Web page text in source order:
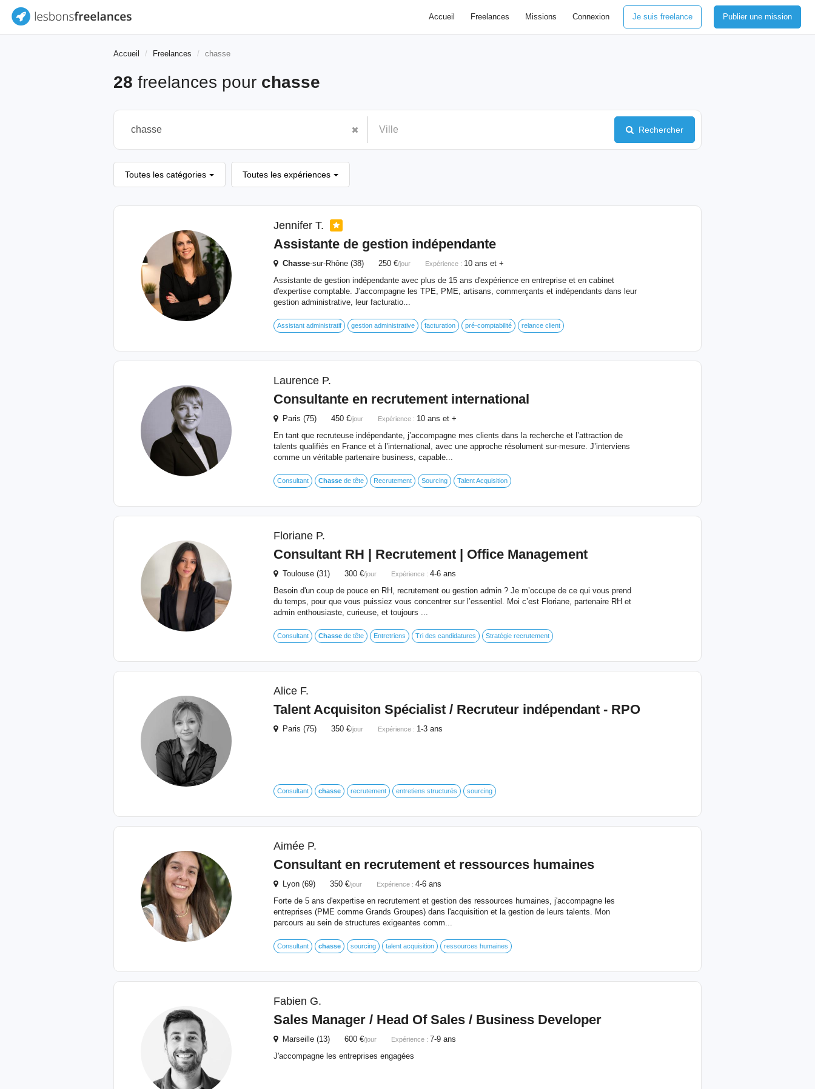
Accueil Freelances Missions Connexion Je suis freelance Publier une mission
Accueil Freelances chasse
28 freelances pour chasse
Rechercher
Toutes les catégories Toutes les expériences
Jennifer T.
Assistante de gestion indépendante
Chasse-sur-Rhône (38) 250 €/jour Expérience : 10 ans et +
Assistante de gestion indépendante avec plus de 15 ans d'expérience en entreprise et en cabinet
d'expertise comptable. J'accompagne les TPE, PME, artisans, commerçants et indépendants dans leur
gestion administrative, leur facturatio...
Assistant administratif gestion administrative facturation pré-comptabilité relance client
Laurence P.
Consultante en recrutement international
Paris (75) 450 €/jour Expérience : 10 ans et +
En tant que recruteuse indépendante, j’accompagne mes clients dans la recherche et l’attraction de
talents qualifiés en France et à l’international, avec une approche résolument sur-mesure. J’interviens
comme un véritable partenaire business, capable...
Consultant Chassede tête Recrutement Sourcing Talent Acquisition
Floriane P.
Consultant RH | Recrutement | Office Management
Toulouse (31) 300 €/jour Expérience : 4-6 ans
Besoin d'un coup de pouce en RH, recrutement ou gestion admin ? Je m’occupe de ce qui vous prend
du temps, pour que vous puissiez vous concentrer sur l’essentiel. Moi c’est Floriane, partenaire RH et
admin enthousiaste, curieuse, et toujours ...
Consultant Chassede tête Entretriens Tri des candidatures Stratégie recrutement
Alice F.
Talent Acquisiton Spécialist / Recruteur indépendant - RPO
Paris (75) 350 €/jour Expérience : 1-3 ans
Consultant chasse recrutement entretiens structurés sourcing
Aimée P.
Consultant en recrutement et ressources humaines
Lyon (69) 350 €/jour Expérience : 4-6 ans
Forte de 5 ans d'expertise en recrutement et gestion des ressources humaines, j'accompagne les
entreprises (PME comme Grands Groupes) dans l'acquisition et la gestion de leurs talents. Mon
parcours au sein de structures exigeantes comm...
Consultant chasse sourcing talent acquisition ressources humaines
Fabien G.
Sales Manager / Head Of Sales / Business Developer
Marseille (13) 600 €/jour Expérience : 7-9 ans
J'accompagne les entreprises engagées